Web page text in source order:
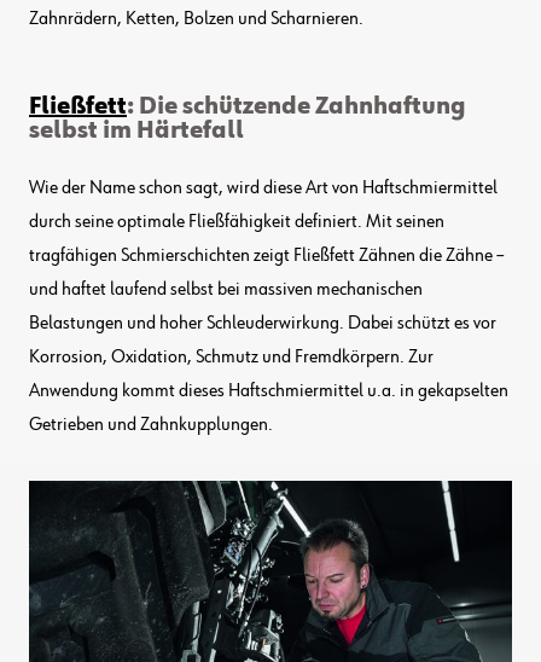
Zahnrädern, Ketten, Bolzen und Scharnieren.
Fließfett: Die schützende Zahnhaftung
selbst im Härtefall
Wie der Name schon sagt, wird diese Art von Haftschmiermittel
durch seine optimale Fließfähigkeit definiert. Mit seinen
tragfähigen Schmierschichten zeigt Fließfett Zähnen die Zähne –
und haftet laufend selbst bei massiven mechanischen
Belastungen und hoher Schleuderwirkung. Dabei schützt es vor
Korrosion, Oxidation, Schmutz und Fremdkörpern. Zur
Anwendung kommt dieses Haftschmiermittel u.a. in gekapselten
Getrieben und Zahnkupplungen.